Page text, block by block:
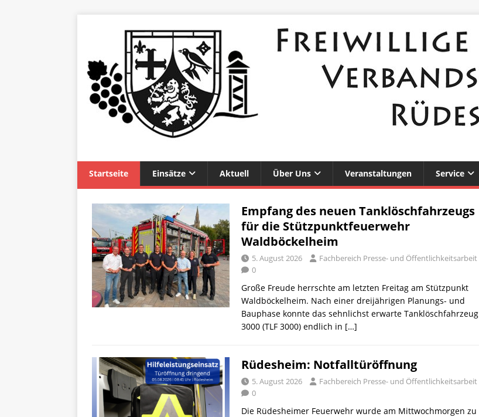
Startseite Einsätze Aktuell Über Uns Veranstaltungen Service
Empfang des neuen Tanklöschfahrzeugs
für die Stützpunktfeuerwehr
Waldböckelheim
5. August 2026
Fachbereich Presse- und Öffentlichkeitsarbeit
0
Große Freude herrschte am letzten Freitag am Stützpunkt
Waldböckelheim. Nach einer dreijährigen Planungs- und
Bauphase konnte das sehnlichst erwarte Tanklöschfahrzeug
3000 (TLF 3000) endlich in […]
Rüdesheim: Notfalltüröffnung
5. August 2026
Fachbereich Presse- und Öffentlichkeitsarbeit
0
Die Rüdesheimer Feuerwehr wurde am Mittwochmorgen zu